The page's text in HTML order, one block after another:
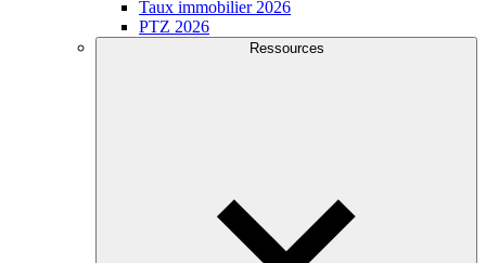
Taux immobilier 2026
PTZ 2026
Ressources